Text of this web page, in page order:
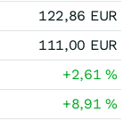
122,86 EUR
111,00 EUR
+2,61%
+8,91%